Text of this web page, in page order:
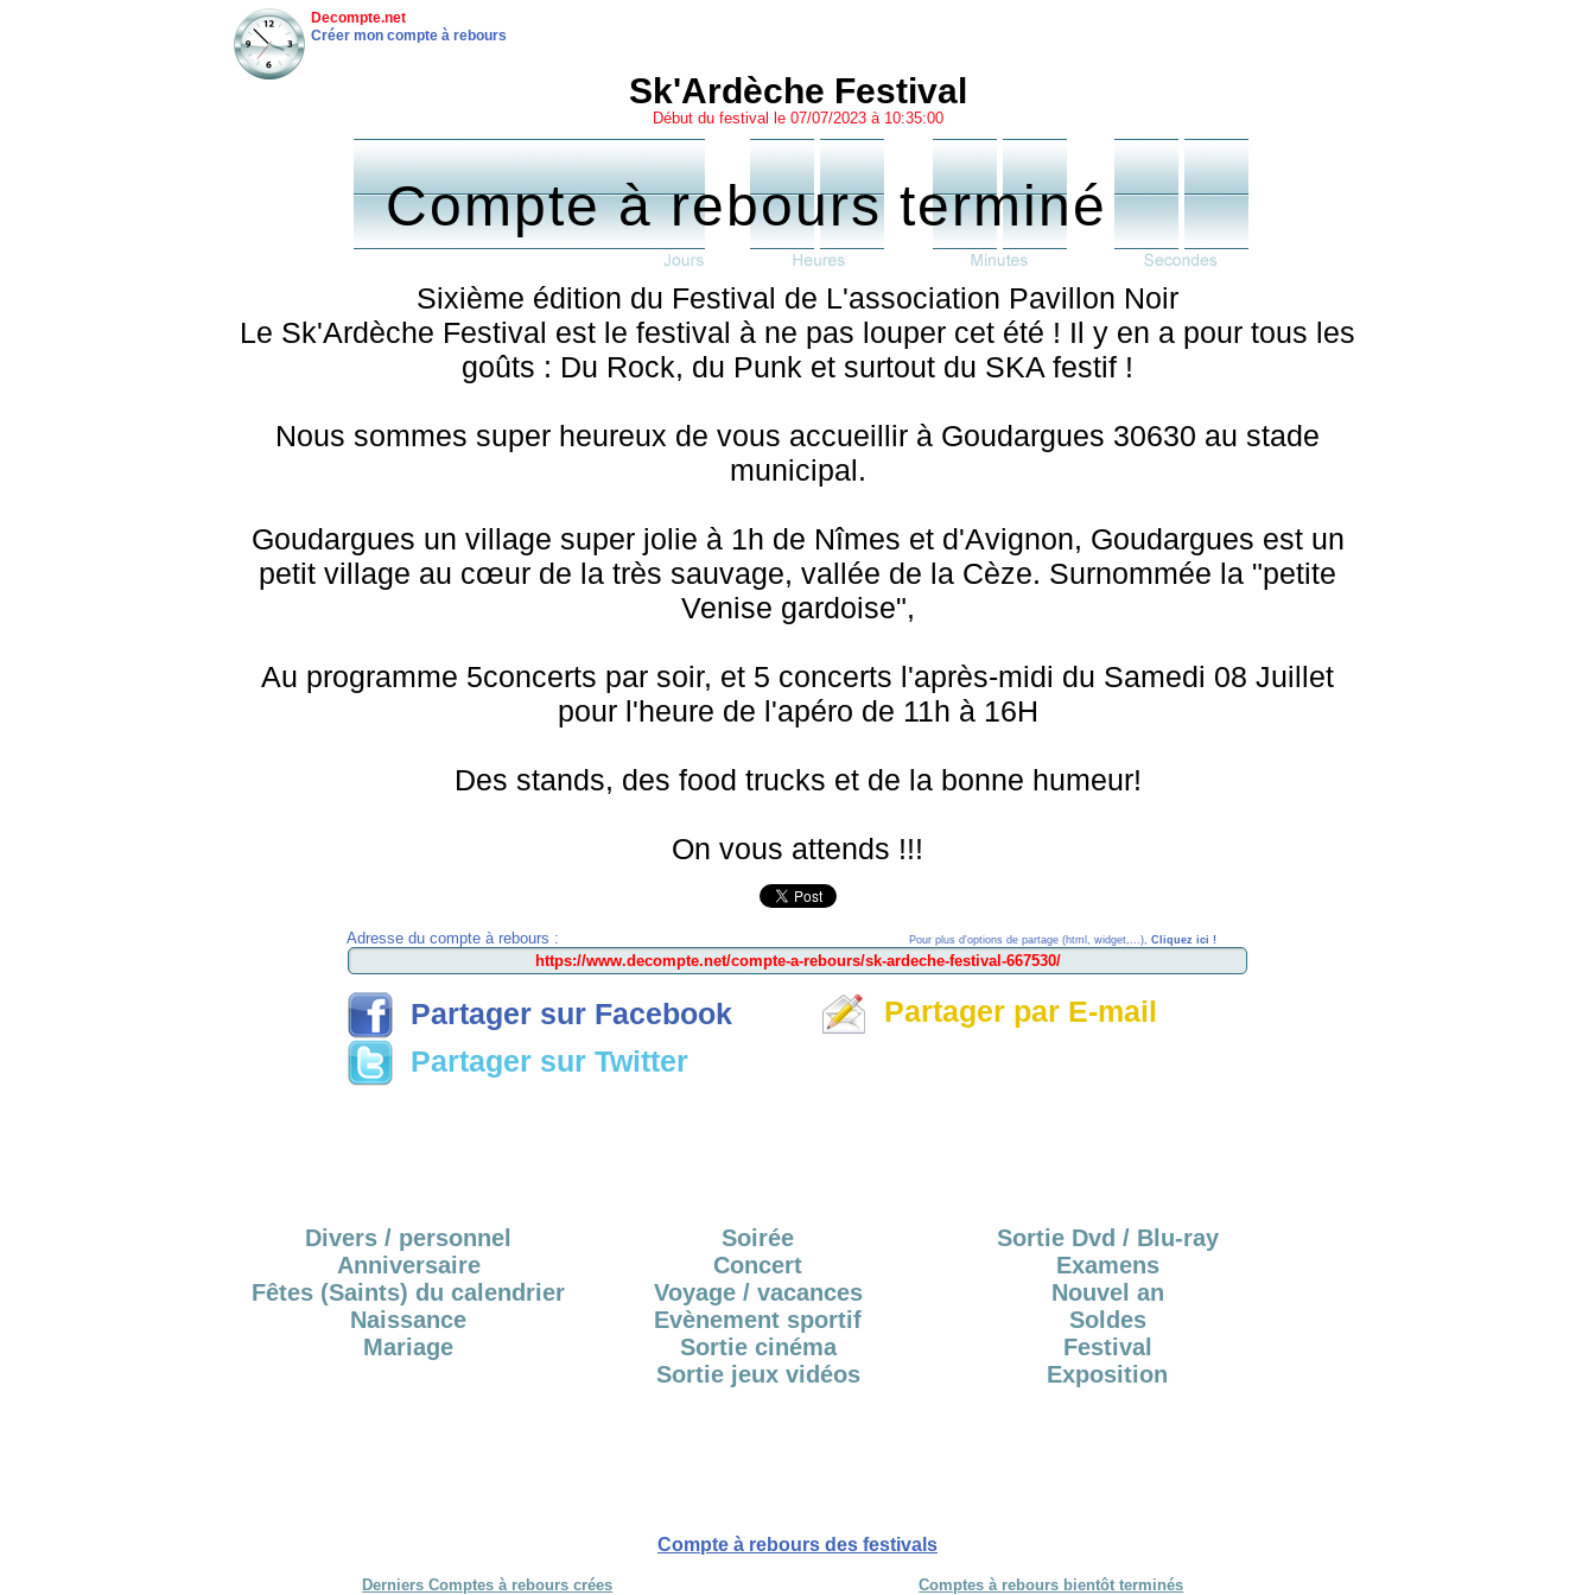
Decompte.net
Créer mon compte à rebours
Sk'Ardèche Festival
Début du festival le 07/07/2023 à 10:35:00
Compte à rebours terminé
Sixième édition du Festival de L'association Pavillon Noir
Le Sk'Ardèche Festival est le festival à ne pas louper cet été ! Il y en a pour tous les
goûts : Du Rock, du Punk et surtout du SKA festif !
Nous sommes super heureux de vous accueillir à Goudargues 30630 au stade
municipal.
Goudargues un village super jolie à 1h de Nîmes et d'Avignon, Goudargues est un
petit village au cœur de la très sauvage, vallée de la Cèze. Surnommée la "petite
Venise gardoise",
Au programme 5concerts par soir, et 5 concerts l'après-midi du Samedi 08 Juillet
pour l'heure de l'apéro de 11h à 16H
Des stands, des food trucks et de la bonne humeur!
On vous attends !!!
Adresse du compte à rebours : Pour plus d'options de partage (html, widget,...), Cliquez ici !
Partager sur Facebook
Partager sur Twitter
Partager par E-mail
Divers / personnel
Anniversaire
Fêtes (Saints) du calendrier
Naissance
Mariage
Soirée
Concert
Voyage / vacances
Evènement sportif
Sortie cinéma
Sortie jeux vidéos
Sortie Dvd / Blu-ray
Examens
Nouvel an
Soldes
Festival
Exposition
Compte à rebours des festivals
Derniers Comptes à rebours crées Comptes à rebours bientôt terminés